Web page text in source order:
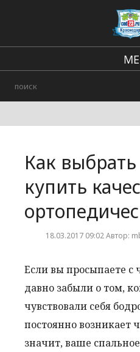
Как
купить
18.03.2017 09:02 Автор:
Если вы просыпаете с
давно забыли о том,
чувствовали себя
постоянно возникает
значит, ваше